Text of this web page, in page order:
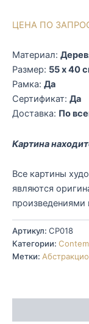
ЦЕНА ПО
Материал:
Размер: 55 x 40
Рамка: Да
Сертификат: Да
Доставка: По
Картина
Все картины
являются
произведениями
Артикул: CP018
Категории:
Метки: